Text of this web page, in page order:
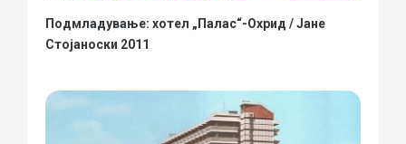
Подмладување: хотел „Палас“-Охрид / Јане
Стојаноски 2011